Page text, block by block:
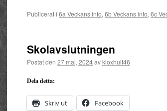
Publicerat i 6a Veckans info, 6b Veckans info, 6c
Skolavslutningen
Postat den 27 maj, 2024avkloxhult46
Dela detta:
Skriv ut Facebook